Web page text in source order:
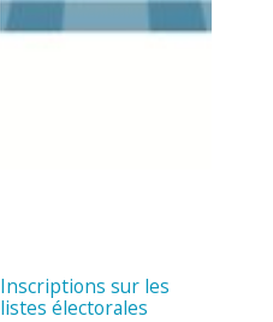
Inscriptions sur les
listes électorales